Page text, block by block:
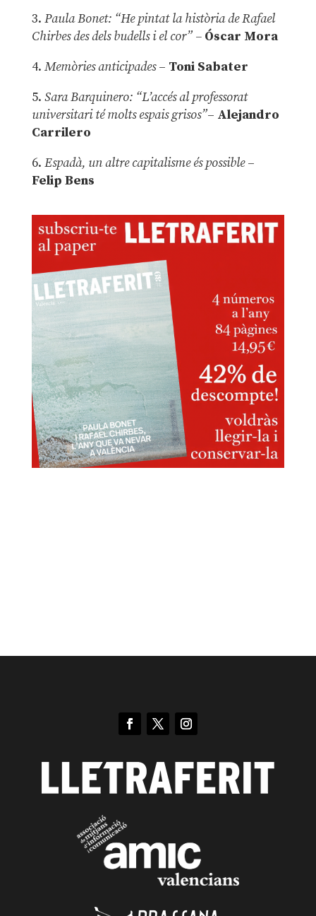
3. Paula Bonet: “He pintat la història de Rafael
Chirbes des dels budells i el cor” –Óscar Mora
4. Memòries anticipades– Toni Sabater
5. Sara Barquinero: “L’accés al professorat
universitari té molts espais grisos”– Alejandro
Carrilero
6. Espadà, un altre capitalisme és possible –
Felip Bens